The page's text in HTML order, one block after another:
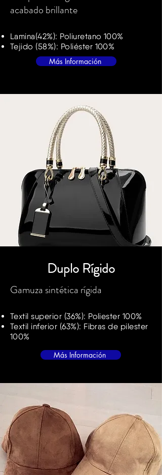
acabado brillante
Lamina(42%): Poliuretano 100%
Tejido (58%): Poliéster 100%
Más Información
Duplo Rígido
Gamuza sintética rígida
Textil superior (36%): Poliester 100%
Textil inferior (63%): Fibras de pilester
100%
Más Información